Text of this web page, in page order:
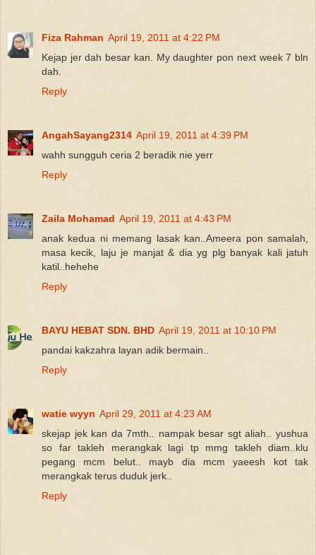
Fiza Rahman April 19, 2011 at 4:22 PM
Kejap jer dah besar kan. My daughter pon next week 7 bln
dah.
Reply
AngahSayang2314 April 19, 2011 at 4:39 PM
wahh sungguh ceria 2 beradik nie yerr
Reply
Zaila Mohamad April 19, 2011 at 4:43 PM
anak kedua ni memang lasak kan..Ameera pon samalah,
masa kecik, laju je manjat & dia yg plg banyak kali jatuh
katil..hehehe
Reply
BAYU HEBAT SDN. BHD April 19, 2011 at 10:10 PM
pandai kakzahra layan adik bermain..
Reply
watie wyyn April 29, 2011 at 4:23 AM
skejap jek kan da 7mth.. nampak besar sgt aliah.. yushua
so far takleh merangkak lagi tp mmg takleh diam..klu
pegang mcm belut.. mayb dia mcm yaeesh kot tak
merangkak terus duduk jerk..
Reply